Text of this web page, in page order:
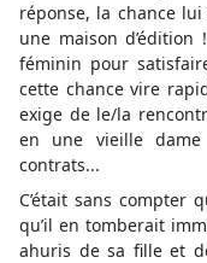
réponse, la chance
une maison d’édition
féminin pour
cette chance vire
exige de le/la
en une vieille
contrats...
C’était sans compter
qu’il en tomberait
ahuris de sa fille et